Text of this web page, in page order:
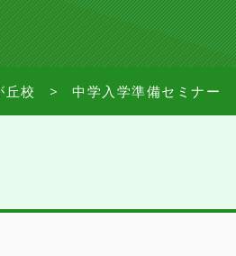
丘校 中学入学準備セミナー